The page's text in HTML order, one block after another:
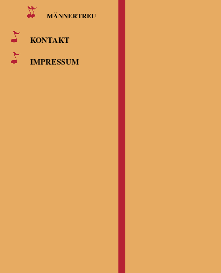
MÄNNERTREU
KONTAKT
IMPRESSUM